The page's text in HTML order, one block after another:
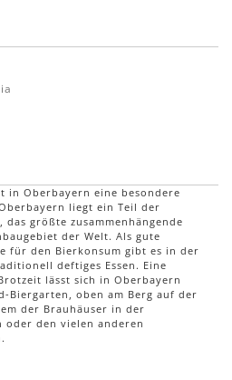
in Oberbayern eine besondere
liegt ein Teil der
das größte zusammenhängende
der Welt. Als gute
für den Bierkonsum gibt es in der
deftiges Essen. Eine
lässt sich in Oberbayern
Biergarten, oben am Berg auf der
der Brauhäuser in der
oder den vielen anderen